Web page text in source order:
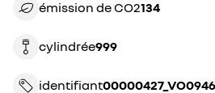
émission de CO2 134
cylindrée 999
identifiant